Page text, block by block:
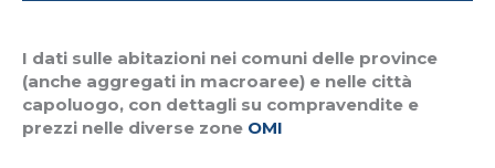
I dati sulle abitazioni nei comuni delle province
(anche aggregati in macroaree) e nelle città
capoluogo, con dettagli su compravendite e
prezzi nelle diverse zone OMI